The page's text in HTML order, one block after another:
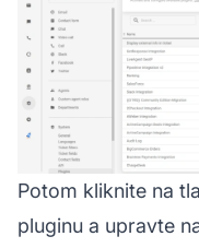
Potom kliknite na
pluginu a upravte